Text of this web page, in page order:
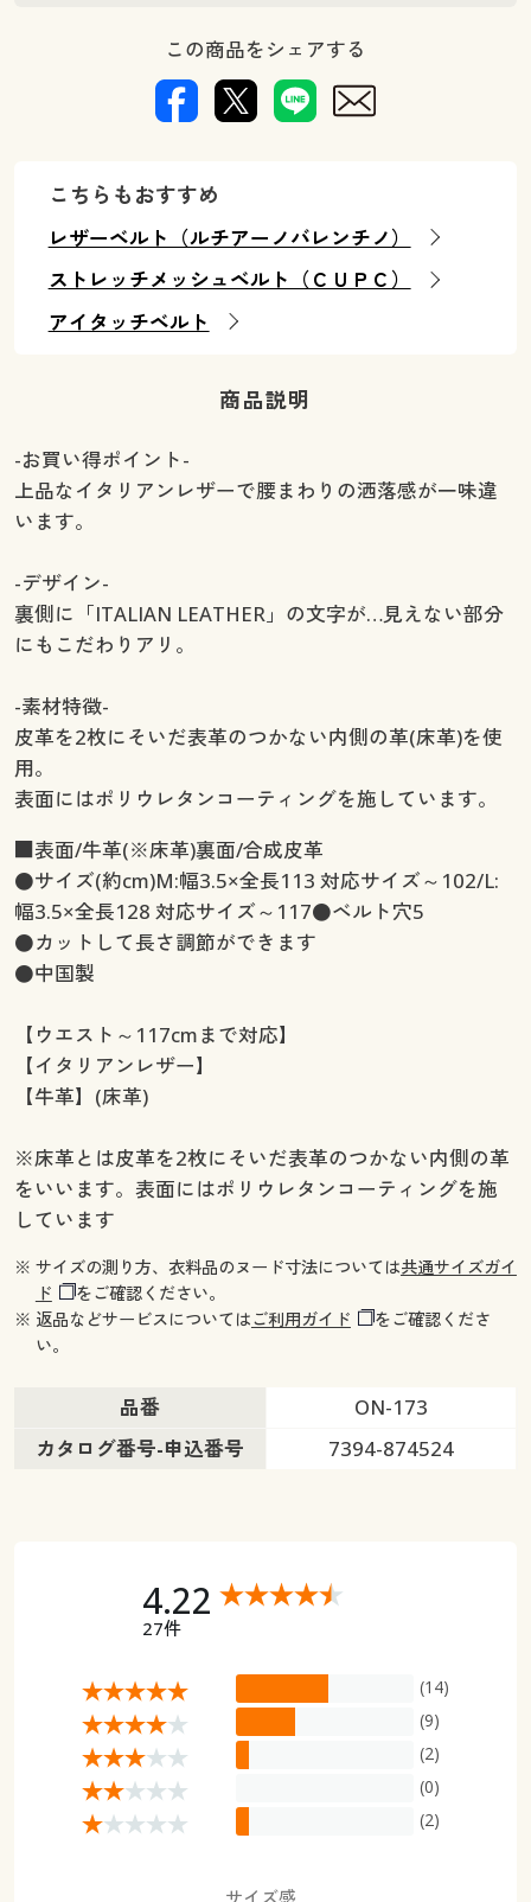
この商品をシェアする
こちらもおすすめ
レザーベルト（ルチアーノバレンチノ）
ストレッチメッシュベルト（ＣＵＰＣ）
アイタッチベルト
商品説明
-お買い得ポイント-
上品なイタリアンレザーで腰まわりの洒落感が一味違
います。
-デザイン-
裏側に「ITALIAN LEATHER」の文字が…見えない部分
にもこだわりアリ。
-素材特徴-
皮革を2枚にそいだ表革のつかない内側の革(床革)を使
用。
表面にはポリウレタンコーティングを施しています。
■表面/牛革(※床革)裏面/合成皮革
●サイズ(約cm)M:幅3.5×全長113 対応サイズ～102/L:
幅3.5×全長128 対応サイズ～117●ベルト穴5
●カットして長さ調節ができます
●中国製
【ウエスト～117cmまで対応】
【イタリアンレザー】
【牛革】(床革)
※床革とは皮革を2枚にそいだ表革のつかない内側の革
をいいます。表面にはポリウレタンコーティングを施
しています
※ サイズの測り方、衣料品のヌード寸法については共通サイズガイ
ド
をご確認ください。
※ 返品などサービスについてはご利用ガイド
をご確認くださ
い。
品番
ON-173
カタログ番号-申込番号
7394-874524
4.22
27件
(14)
(9)
(2)
(0)
(2)
サイズ感